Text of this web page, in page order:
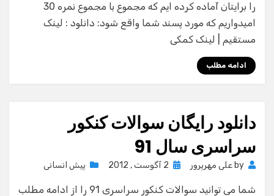
را برایتان آماده کرده ایم که مجموع با مجموع نمره 30
امیدواریم که مورد پسند شما واقع شود: دانلود : لینک
مستقیم | لینک کمکی
ادامه مطلب
دانلود رایگان سوالات کنکور
سراسری سال 91
by علی مهرپرور
Posted
2 آگوست , 2012 پیش انسانی
شما می توانید سوالات كنكور سراسری 91 را از ادامه مطلب